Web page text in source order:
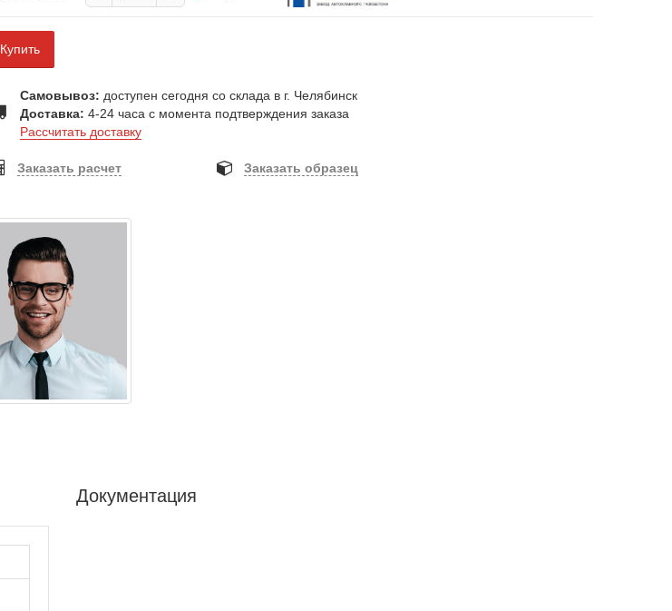
Купить
Самовывоз: доступен сегодня со склада в г. Челябинск
Доставка: 4-24 часа с момента подтверждения заказа
Рассчитать доставку
Заказать расчет Заказать образец
Документация